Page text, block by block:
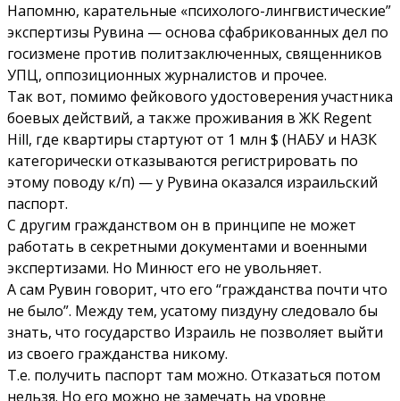
Напомню, карательные «психолого-лингвистические”
экспертизы Рувина — основа сфабрикованных дел по
госизмене против политзаключенных, священников
УПЦ, оппозиционных журналистов и прочее.
Так вот, помимо фейкового удостоверения участника
боевых действий, а также проживания в ЖК Regent
Hill, где квартиры стартуют от 1 млн $ (НАБУ и НАЗК
категорически отказываются регистрировать по
этому поводу к/п) — у Рувина оказался израильский
паспорт.
С другим гражданством он в принципе не может
работать в секретными документами и военными
экспертизами. Но Минюст его не увольняет.
А сам Рувин говорит, что его “гражданства почти что
не было”. Между тем, усатому пиздуну следовало бы
знать, что государство Израиль не позволяет выйти
из своего гражданства никому.
Т.е. получить паспорт там можно. Отказаться потом
нельзя. Но его можно не замечать на уровне